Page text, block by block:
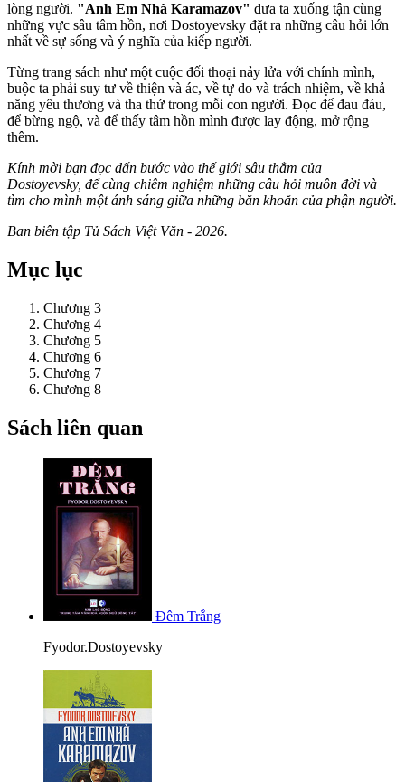
lòng người. "Anh Em Nhà Karamazov" đưa ta xuống tận cùng
những vực sâu tâm hồn, nơi Dostoyevsky đặt ra những câu hỏi lớn
nhất về sự sống và ý nghĩa của kiếp người.
Từng trang sách như một cuộc đối thoại nảy lửa với chính mình,
buộc ta phải suy tư về thiện và ác, về tự do và trách nhiệm, về khả
năng yêu thương và tha thứ trong mỗi con người. Đọc để đau đáu,
để bừng ngộ, và để thấy tâm hồn mình được lay động, mở rộng
thêm.
Kính mời bạn đọc dấn bước vào thế giới sâu thẳm của
Dostoyevsky, để cùng chiêm nghiệm những câu hỏi muôn đời và
tìm cho mình một ánh sáng giữa những băn khoăn của phận người.
Ban biên tập Tủ Sách Việt Văn - 2026.
Mục lục
Chương 3
Chương 4
Chương 5
Chương 6
Chương 7
Chương 8
Sách liên quan
Đêm Trắng
Fyodor.Dostoyevsky